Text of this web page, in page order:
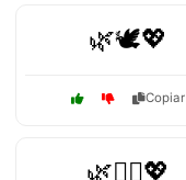
🌿🕊️💖
Copiar
🌿🧘‍♀️💖